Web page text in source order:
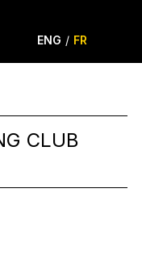
ENG / FR
CLUB